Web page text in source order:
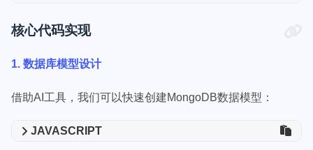
核心代码实现
1. 数据库模型设计
借助AI工具，我们可以快速创建MongoDB数据模型：
JAVASCRIPT